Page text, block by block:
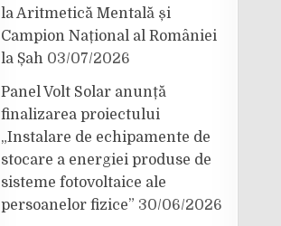
la Aritmetică Mentală și
Campion Național al României
la Șah 03/07/2026
Panel Volt Solar anunță
finalizarea proiectului
„Instalare de echipamente de
stocare a energiei produse de
sisteme fotovoltaice ale
persoanelor fizice” 30/06/2026